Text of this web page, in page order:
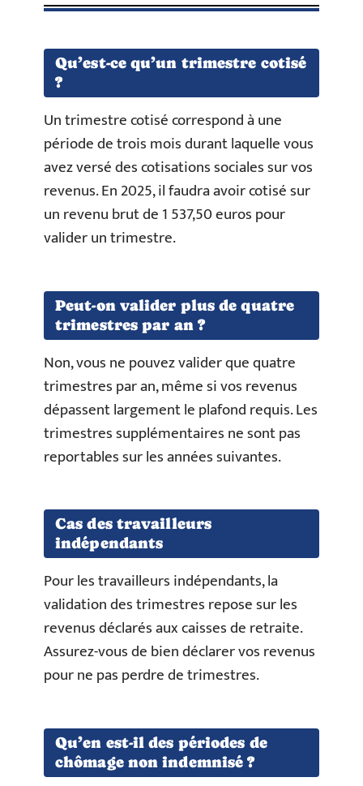
Qu’est-ce qu’un trimestre cotisé
?
Un trimestre cotisé correspond à une
période de trois mois durant laquelle vous
avez versé des cotisations sociales sur vos
revenus. En 2025, il faudra avoir cotisé sur
un revenu brut de 1 537,50 euros pour
valider un trimestre.
Peut-on valider plus de quatre
trimestres par an ?
Non, vous ne pouvez valider que quatre
trimestres par an, même si vos revenus
dépassent largement le plafond requis. Les
trimestres supplémentaires ne sont pas
reportables sur les années suivantes.
Cas des travailleurs
indépendants
Pour les travailleurs indépendants, la
validation des trimestres repose sur les
revenus déclarés aux caisses de retraite.
Assurez-vous de bien déclarer vos revenus
pour ne pas perdre de trimestres.
Qu’en est-il des périodes de
chômage non indemnisé ?